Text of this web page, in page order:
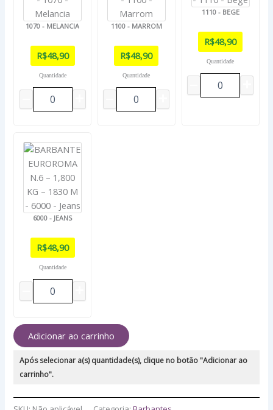
1070 - MELANCIA
R$48,90
Quantidade
1100 - MARROM
R$48,90
Quantidade
1110 - BEGE
R$48,90
Quantidade
6000 - JEANS
R$48,90
Quantidade
Adicionar ao carrinho
Após selecionar a(s) quantidade(s), clique no botão "Adicionar ao
carrinho".